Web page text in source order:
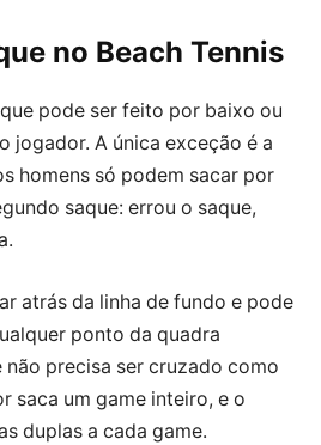
no Beach Tennis
pode ser feito por baixo ou
jogador. A única exceção é a
homens só podem sacar por
saque: errou o saque,
atrás da linha de fundo e pode
ponto da quadra
precisa ser cruzado como
saca um game inteiro, e o
duplas a cada game.